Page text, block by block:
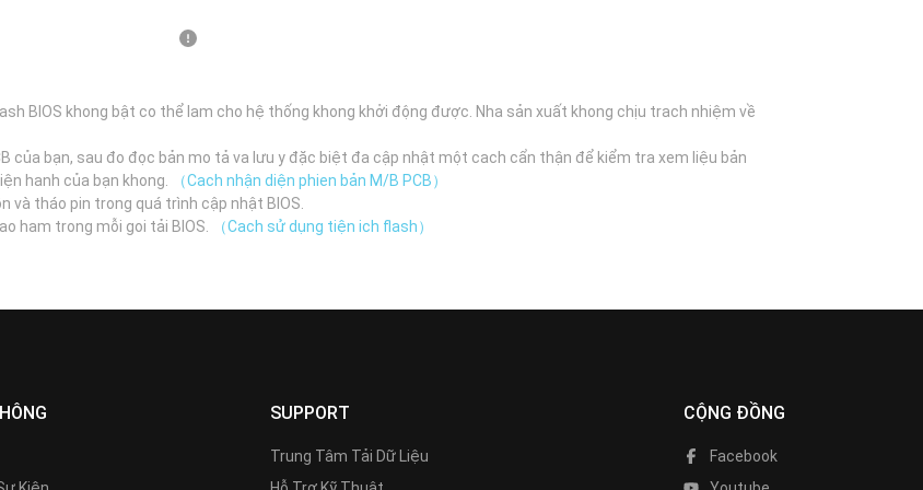
BIOS khong bật co thể lam cho hệ thống khong khởi động được. Nha sản xuất khong chịu trach nhiệm về
của bạn, sau đo đọc bản mo tả va lưu y đặc biệt đa cập nhật một cach cẩn thận để kiểm tra xem liệu bản
hanh của bạn khong.
（Cach nhận diện phien bản M/B PCB）
và tháo pin trong quá trình cập nhật BIOS.
ham trong mỗi goi tải BIOS.
（Cach sử dụng tiện ich flash）
SUPPORT
Trung Tâm Tải Dữ Liệu
CỘNG ĐỒNG
Facebook